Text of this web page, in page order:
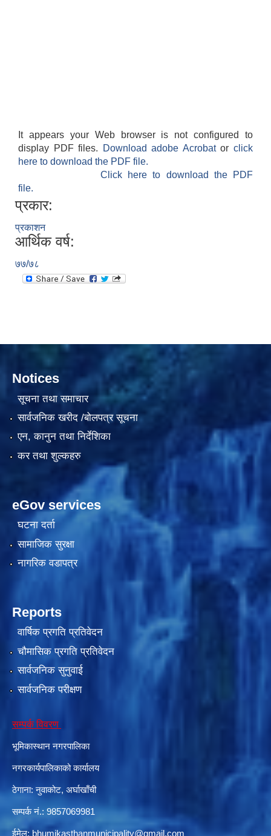
It appears your Web browser is not configured to
display PDF files.
Download adobe Acrobatorclick
here to download the PDF file.
Click here to download the PDF
file.
प्रकार:
प्रकाशन
आर्थिक वर्ष:
७७/७८
Notices
सूचना तथा समाचार
सार्वजनिक खरीद /बोलपत्र सूचना
एन, कानुन तथा निर्देशिका
कर तथा शुल्कहरु
eGov services
घटना दर्ता
सामाजिक सुरक्षा
नागरिक वडापत्र
Reports
वार्षिक प्रगति प्रतिवेदन
चौमासिक प्रगति प्रतिवेदन
सार्वजनिक सुनुवाई
सार्वजनिक परीक्षण
सम्पर्क विवरण
भूमिकास्थान नगरपालिका
नगरकार्यपालिकाको कार्यालय
ठेगाना: नुवाकोट, अर्घाखाँची
सम्पर्क नं.: 9857069981
ईमेल: bhumikasthanmunicipality@gmail.com